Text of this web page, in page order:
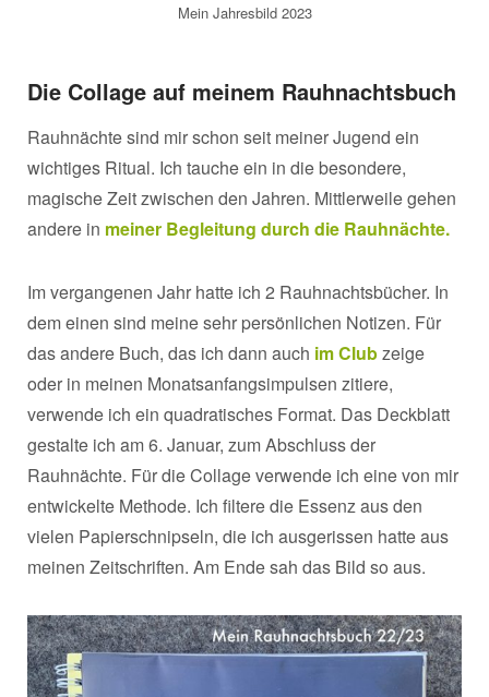
Mein Jahresbild 2023
Die Collage auf meinem Rauhnachtsbuch
Rauhnächte sind mir schon seit meiner Jugend ein
wichtiges Ritual. Ich tauche ein in die besondere,
magische Zeit zwischen den Jahren. Mittlerweile gehen
andere in meiner Begleitung durch die Rauhnächte.
Im vergangenen Jahr hatte ich 2 Rauhnachtsbücher. In
dem einen sind meine sehr persönlichen Notizen. Für
das andere Buch, das ich dann auch im Clubzeige
oder in meinen Monatsanfangsimpulsen zitiere,
verwende ich ein quadratisches Format. Das Deckblatt
gestalte ich am 6. Januar, zum Abschluss der
Rauhnächte. Für die Collage verwende ich eine von mir
entwickelte Methode. Ich filtere die Essenz aus den
vielen Papierschnipseln, die ich ausgerissen hatte aus
meinen Zeitschriften. Am Ende sah das Bild so aus.